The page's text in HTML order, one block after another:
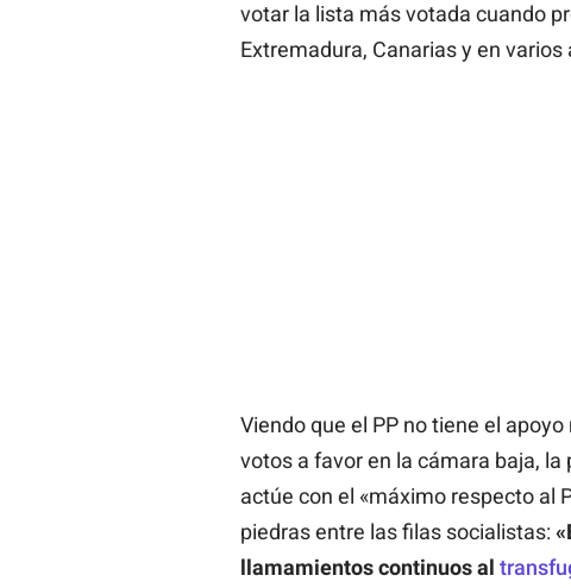
votar la lista más votada cuando
Extremadura, Canarias y en
Viendo que el PP no tiene el
votos a favor en la cámara baja,
actúe con el «máximo respecto al
piedras entre las filas socialistas:
llamamientos continuos al